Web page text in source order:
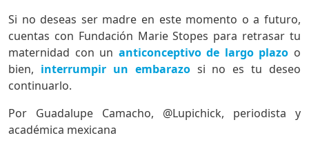
Si no deseas ser madre en este momento o a futuro,
cuentas con Fundación Marie Stopes para retrasar tu
maternidad con un anticonceptivo de largo plazo o
bien, interrumpir un embarazosi no es tu deseo
continuarlo.
Por Guadalupe Camacho, @Lupichick, periodista y
académica mexicana